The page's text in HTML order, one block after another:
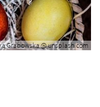
Grabowska @ unsplash.com